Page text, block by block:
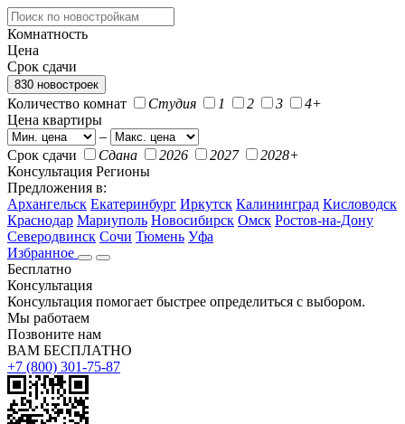
Комнатность
Цена
Срок сдачи
830 новостроек
Количество комнат Студия 1 2 3
4+
Цена квартиры
–
Срок сдачи
Сдана 2026 2027
2028+
Консультация Регионы
Предложения в:
Архангельск Екатеринбург Иркутск Калининград Кисловодск
Краснодар Мариуполь Новосибирск Омск Ростов-на-Дону
Северодвинск Сочи Тюмень Уфа
Избранное
Бесплатно
Консультация
Консультация помогает быстрее определиться с выбором.
Мы работаем
Позвоните нам
ВАМ БЕСПЛАТНО
+7 (800) 301-75-87